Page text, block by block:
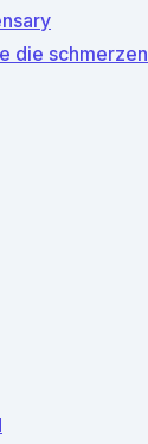
die schmerzen